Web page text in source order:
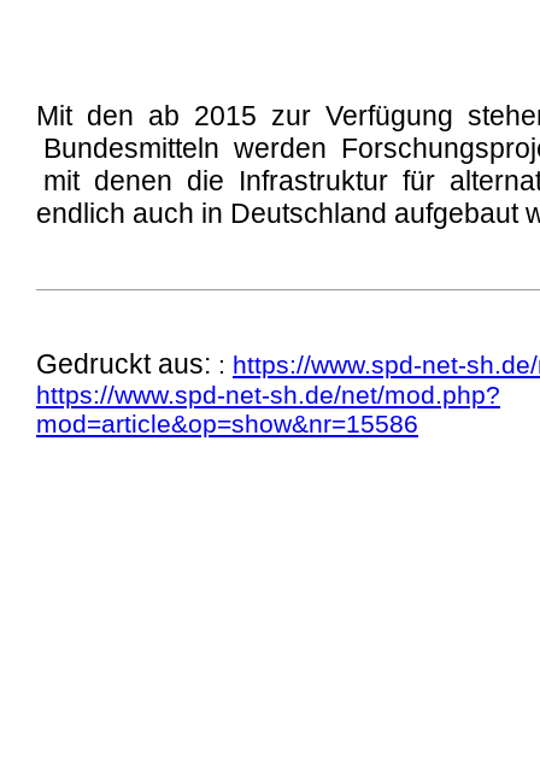
Mit den ab 2015 zur Verfügung
Bundesmitteln werden
mit denen die Infrastruktur für
endlich auch in Deutschland aufgebaut
Gedruckt aus: : https://www.spd-net-
https://www.spd-net-sh.de/net/mod.php?
mod=article&op=show&nr=15586